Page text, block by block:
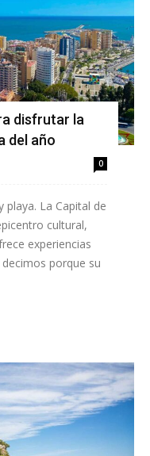
disfrutar la
del año
0
playa. La Capital de
cultural,
experiencias
porque su